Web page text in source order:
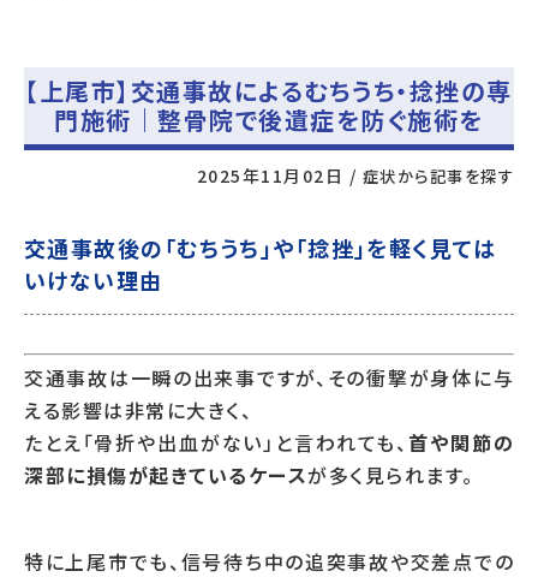
【上尾市】交通事故によるむちうち・捻挫の専
門施術｜整骨院で後遺症を防ぐ施術を
2025年11月02日 / 症状から記事を探す
交通事故後の「むちうち」や「捻挫」を軽く見ては
いけない理由
交通事故は一瞬の出来事ですが、その衝撃が身体に与
える影響は非常に大きく、
たとえ「骨折や出血がない」と言われても、 首や関節の
深部に損傷が起きているケースが多く見られます。
特に上尾市でも、信号待ち中の追突事故や交差点での